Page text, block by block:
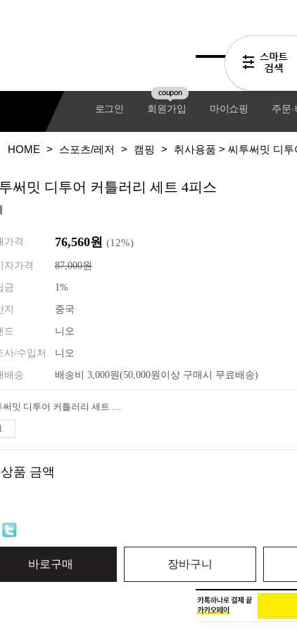
로그인 회원가입
coupon
마이쇼핑 주문
HOME > 스포츠/레저 > 캠핑 > 취사용품 > 씨투써밋 디
써밋 디투어 커틀러리 세트 4피스
가격 76,560원 (12%)
자가격 87,000원
금 1%
지 중국
드 니오
사/수입처 니오
배송 배송비 3,000원(50,000원이상 구매시 무료배송)
씨투써밋 디투어 커틀러리 세트 4피스
품 금액
바로구매 장바구니